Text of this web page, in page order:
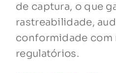
de captura, o que
rastreabilidade,
conformidade com
regulatórios.